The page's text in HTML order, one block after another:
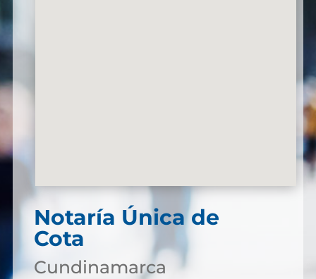
Notaría Única de
Cota
Cundinamarca